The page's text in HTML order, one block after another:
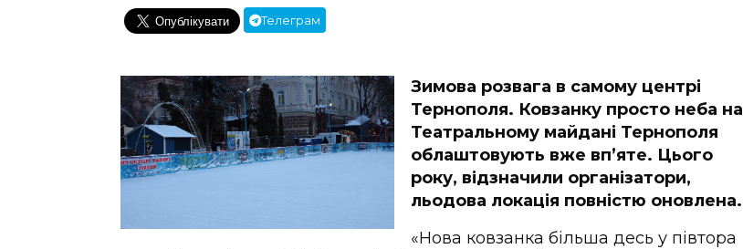
Телеграм
Зимова розвага в самому центрі
Тернополя. Ковзанку просто неба на
Театральному майдані Тернополя
облаштовують вже вп’яте. Цього
року, відзначили організатори,
льодова локація повністю оновлена.
«Нова ковзанка більша десь у півтора